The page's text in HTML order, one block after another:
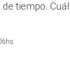
tiempo.